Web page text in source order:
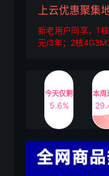
上云优惠聚
新老用户同享，1
元/3年；2核
今天仅剩
5.6%
本周